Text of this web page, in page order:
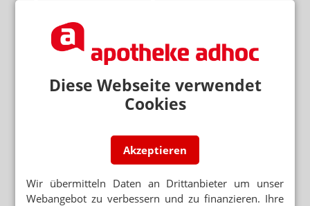
Diese Webseite verwendet
Cookies
Akzeptieren
Wir übermitteln Daten an Drittanbieter um unser
Webangebot zu verbessern und zu finanzieren. Ihre
vorhergehende staatliche Prüfung auf Qualität,
Wirksamkeit und Unbedenklichkeit von Arzneimitteln zu
ermöglichen.“
In Hüffenhardt würden Arzneimittel – im Unterschied
übrigens zu Pick-up-Konzepten – außerhalb des
Herrschaftsbereichs der Apotheke gelagert, nämlich
eingebundenen Großhandel. Die Kontrolle werde nur
durch die „Welcome Manager“ durchgeführt, die noch
nicht einmal Angestellte von DocMorris seien. Die
Freigabe durch das zugeschaltete pharmazeutische
Personal bei der Abgabe sei ungenügend, da